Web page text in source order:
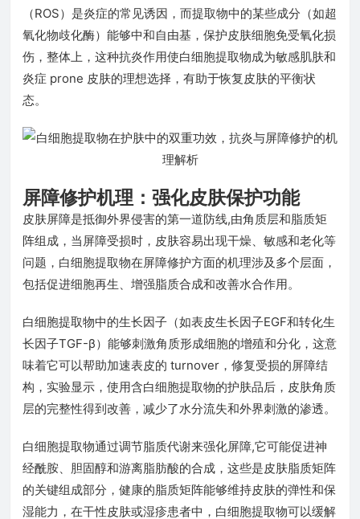
（ROS）是炎症的常见诱因，而提取物中的某些成分（如超
氧化物歧化酶）能够中和自由基，保护皮肤细胞免受氧化损
伤，整体上，这种抗炎作用使白细胞提取物成为敏感肌肤和
炎症 prone 皮肤的理想选择，有助于恢复皮肤的平衡状
态。
屏障修护机理：强化皮肤保护功能
皮肤屏障是抵御外界侵害的第一道防线,由角质层和脂质矩
阵组成，当屏障受损时，皮肤容易出现干燥、敏感和老化等
问题，白细胞提取物在屏障修护方面的机理涉及多个层面，
包括促进细胞再生、增强脂质合成和改善水合作用。
白细胞提取物中的生长因子（如表皮生长因子EGF和转化生
长因子TGF-β）能够刺激角质形成细胞的增殖和分化，这意
味着它可以帮助加速表皮的 turnover，修复受损的屏障结
构，实验显示，使用含白细胞提取物的护肤品后，皮肤角质
层的完整性得到改善，减少了水分流失和外界刺激的渗透。
白细胞提取物通过调节脂质代谢来强化屏障,它可能促进神
经酰胺、胆固醇和游离脂肪酸的合成，这些是皮肤脂质矩阵
的关键组成部分，健康的脂质矩阵能够维持皮肤的弹性和保
湿能力，在干性皮肤或湿疹患者中，白细胞提取物可以缓解